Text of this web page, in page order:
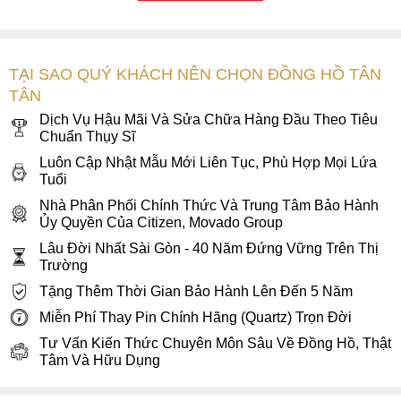
2. Chất liệu cao cấp, bảo vệ đồng hồ theo
năm tháng
Thương hiệu Citizen đã khéo léo kết hợp những chất liệu
cao cấp bậc nhất trong chế tác đồng hồ để tạo nên “siêu
phẩm” Citizen PD7144-57A. Bảo vệ mặt số và mặt đáy của
đồng hồ là lớp kính sapphire cao cấp. Đây là loại kính có độ
cứng cao và chống trầy hiệu quả, đồng thời, có khả năng
chống lại các tác nhân gây ăn mòn như mồ hôi, quá trình
oxy hóa từ môi trường,... giúp bảo vệ đồng hồ một cách tối
ưu nhất. Đặc biệt, lớp kính này có độ trong suốt cao, giúp
người xem dễ dàng xem giờ và chiêm ngưỡng chuyển động
của bộ máy bên trong.
TẠI SAO QUÝ KHÁCH NÊN CHỌN ĐỒNG HỒ TÂN
TÂN
Dịch Vụ Hậu Mãi Và Sửa Chữa Hàng Đầu Theo Tiêu
Chuẩn Thụy Sĩ
Luôn Cập Nhật Mẫu Mới Liên Tục, Phù Hợp Mọi Lứa
Tuổi
Nhà Phân Phối Chính Thức Và Trung Tâm Bảo Hành
Ủy Quyền Của Citizen, Movado Group
Lâu Đời Nhất Sài Gòn - 40 Năm Đứng Vững Trên Thị
Trường
Tặng Thêm Thời Gian Bảo Hành Lên Đến 5 Năm
Miễn Phí Thay Pin Chính Hãng (Quartz) Trọn Đời
Tư Vấn Kiến Thức Chuyên Môn Sâu Về Đồng Hồ, Thật
Tâm Và Hữu Dụng